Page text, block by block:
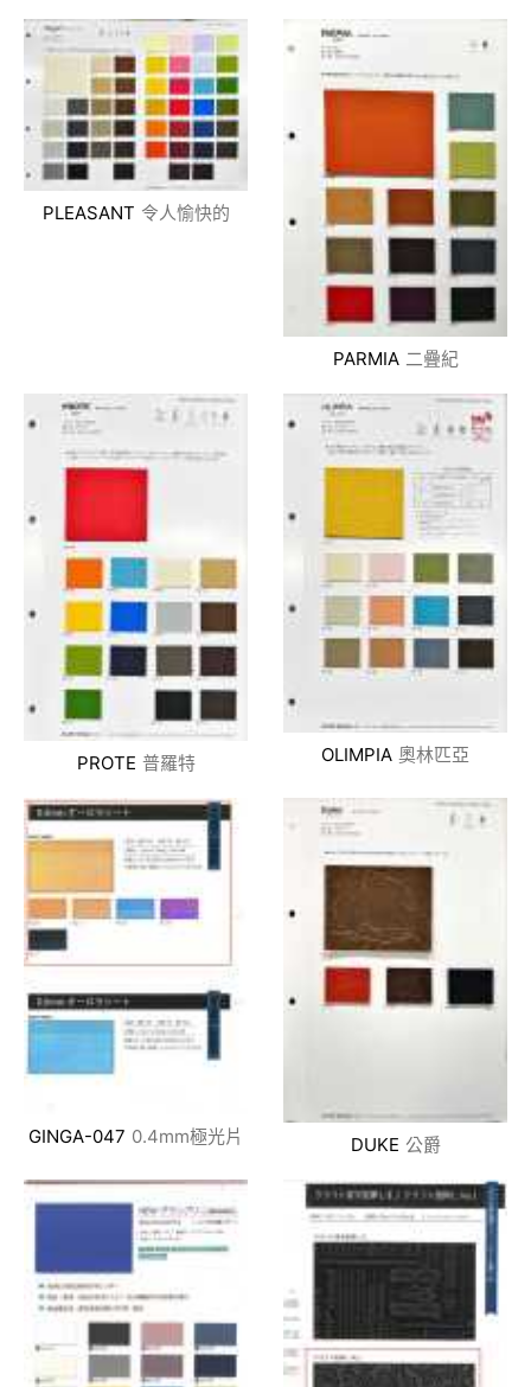
PLEASANT 令人愉快的
PARMIA 二疊紀
PROTE 普羅特 OLIMPIA 奧林匹亞
GINGA-047 0.4mm極光片 DUKE 公爵